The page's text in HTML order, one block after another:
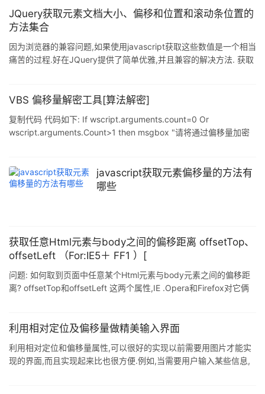
getOffsetSum(ele){ var top= 0,left=0; while(ele){
top+=ele.offsetTop; left+=ele.offsetLeft; ele=ele.offsetP
JQuery获取元素文档大小、偏移和位置和滚动条位置的
方法集合
因为浏览器的兼容问题,如果使用javascript获取这些数值是一个相当
痛苦的过程.好在JQuery提供了简单优雅,并且兼容的解决方法. 获取
$(window).width(); //获取页面的文档高度
$(document.body).width(); 获取滚动条的位
VBS 偏移量解密工具[算法解密]
复制代码 代码如下: If wscript.arguments.count=0 Or
wscript.arguments.Count>1 then msgbox "请将通过偏移量加密
Right(fname,3)<> "vbs" Then Msjavascript获取元素偏移量的方法有
哪些
获取任意Html元素与body之间的偏移距离 offsetTop、
offsetLeft （For:IE5＋ FF1 ）[
问题: 如何取到页面中任意某个Html元素与body元素之间的偏移距
离? offsetTop和offsetLeft 这两个属性,IE .Opera和Firefox对它俩
元素 因此: (1)在FF下直接使用offsetTop和offsetLeft,就可以取到页
利用相对定位及偏移量做精美输入界面
利用相对定位和偏移量属性,可以很好的实现以前需要用图片才能实
现的界面,而且实现起来比也很方便.例如,当需要用户输入某些信息,